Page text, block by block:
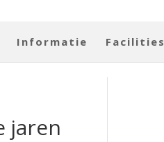
Informatie Facilities
jaren